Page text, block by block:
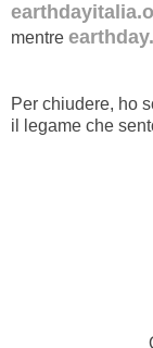
mentre
Per chiudere, ho
il legame che